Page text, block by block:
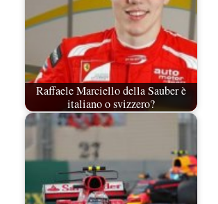
Raffaele Marciello della Sauber è
italiano o svizzero?